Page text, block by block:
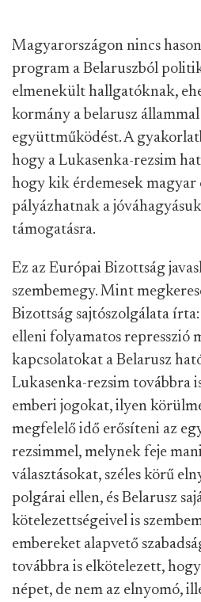
Magyarországon nincs
program a Belaruszból
elmenekült hallgatóknak,
kormány a belarusz
együttműködést. A
hogy a Lukasenka-rezsim
hogy kik érdemesek
pályázhatnak a
támogatásra.
Ez az Európai Bizottság
szembemegy. Mint
Bizottság sajtószolgálata írta:
elleni folyamatos represszió
kapcsolatokat a Belarusz
Lukasenka-rezsim továbbra
emberi jogokat, ilyen
megfelelő idő erősíteni az
rezsimmel, melynek feje
választásokat, széles körű
polgárai ellen, és Belarusz
kötelezettségeivel is
embereket alapvető
továbbra is elkötelezett,
népet, de nem az elnyomó,